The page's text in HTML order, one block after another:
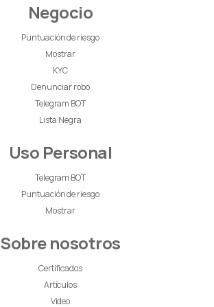
Negocio
Puntuación de riesgo
Mostrar
KYC
Denunciar robo
Telegram BOT
Lista Negra
Uso Personal
Telegram BOT
Puntuación de riesgo
Mostrar
Sobre nosotros
Certificados
Artículos
Video